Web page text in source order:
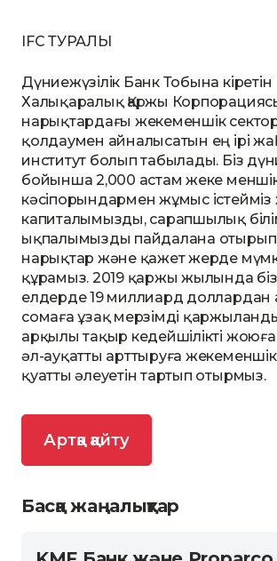
IFC ТУРАЛЫ
Дүниежүзілік Банк Тобына кіретін
Халықаралық Қаржы
нарықтардағы жекеменшік
қолдаумен айналысатын ең ірі
институт болып табылады. Біз
бойынша 2,000 астам жеке
кәсіпорындармен жұмыс істейміз
капиталымызды, сарапшылық
ықпалымызды пайдалана
нарықтар және қажет жерде
құрамыз. 2019 қаржы жылында
елдерде 19 миллиард доллардан
сомаға ұзақ мерзімді
арқылы тақыр кедейшілікті
әл-ауқатты арттыруға
қуатты әлеуетін тартып отырмыз.
Артқа қайту
Басқа жаңалықтар